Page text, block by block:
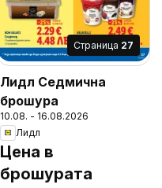
Cтраница 27
Лидл Седмична
брошура
10.08. - 16.08.2026
Лидл
Цена в
брошурата